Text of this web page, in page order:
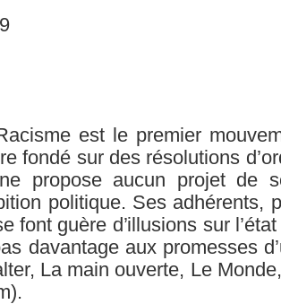
est le premier
fondé sur des résolutions
propose aucun projet de
politique. Ses adhérents,
font guère d’illusions sur
davantage aux promesses
La main ouverte, Le